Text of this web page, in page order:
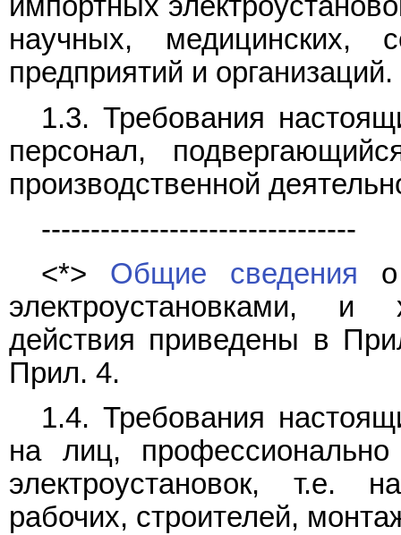
научных, медицинских,
предприятий и организаций.
1.3. Требования
персонал,
производственной
--------------------------------
<*> Общие сведения о
электроустановками, и
действия приведены в
Прил. 4.
1.4. Требования
на лиц,
электроустановок, т.е.
рабочих, строителей,